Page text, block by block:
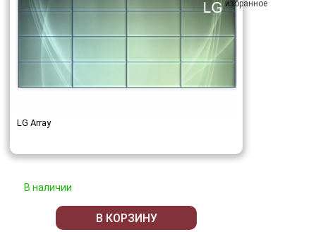
LG Array
В наличии
В КОРЗИНУ